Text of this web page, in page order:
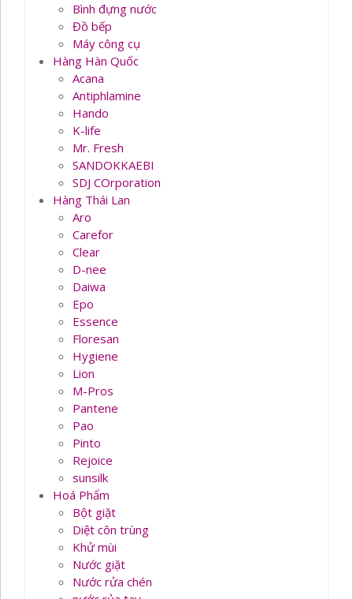
Bình đựng nước
Đồ bếp
Máy công cụ
Hàng Hàn Quốc
Acana
Antiphlamine
Hando
K-life
Mr. Fresh
SANDOKKAEBI
SDJ COrporation
Hàng Thái Lan
Aro
Carefor
Clear
D-nee
Daiwa
Epo
Essence
Floresan
Hygiene
Lion
M-Pros
Pantene
Pao
Pinto
Rejoice
sunsilk
Hoá Phẩm
Bột giặt
Diệt côn trùng
Khử mùi
Nước giặt
Nước rửa chén